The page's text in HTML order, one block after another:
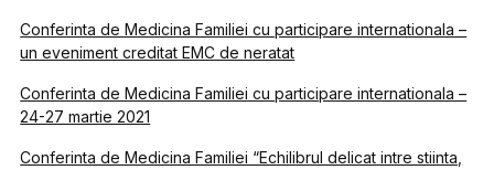
Conferinta de Medicina Familiei cu participare internationala –
un eveniment creditat EMC de neratat
Conferinta de Medicina Familiei cu participare internationala –
24-27 martie 2021
Conferinta de Medicina Familiei “Echilibrul delicat intre stiinta,